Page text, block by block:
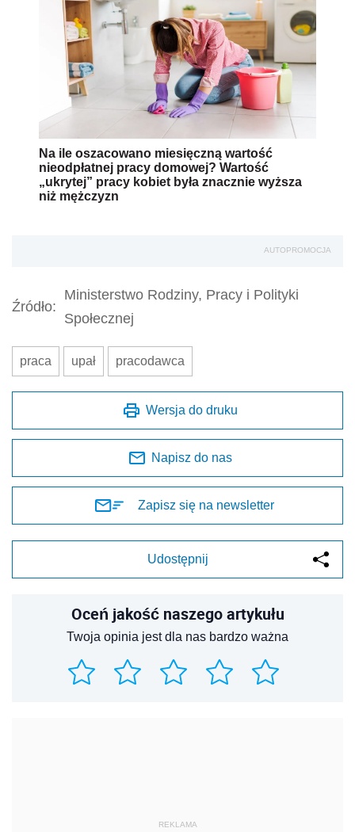
Na ile oszacowano miesięczną wartość
nieodpłatnej pracy domowej? Wartość
„ukrytej” pracy kobiet była znacznie wyższa
niż mężczyzn
AUTOPROMOCJA
Źródło:
Ministerstwo Rodziny, Pracy i Polityki
Społecznej
praca upał pracodawca
Wersja do druku
Napisz do nas
Zapisz się na newsletter
Udostępnij
Oceń jakość naszego artykułu
Twoja opinia jest dla nas bardzo ważna
REKLAMA